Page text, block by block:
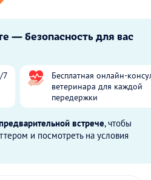
— безопасность для вас
7
Бесплатная онлайн-
ветеринара для каждой
передержки
встрече, чтобы
и посмотреть на условия